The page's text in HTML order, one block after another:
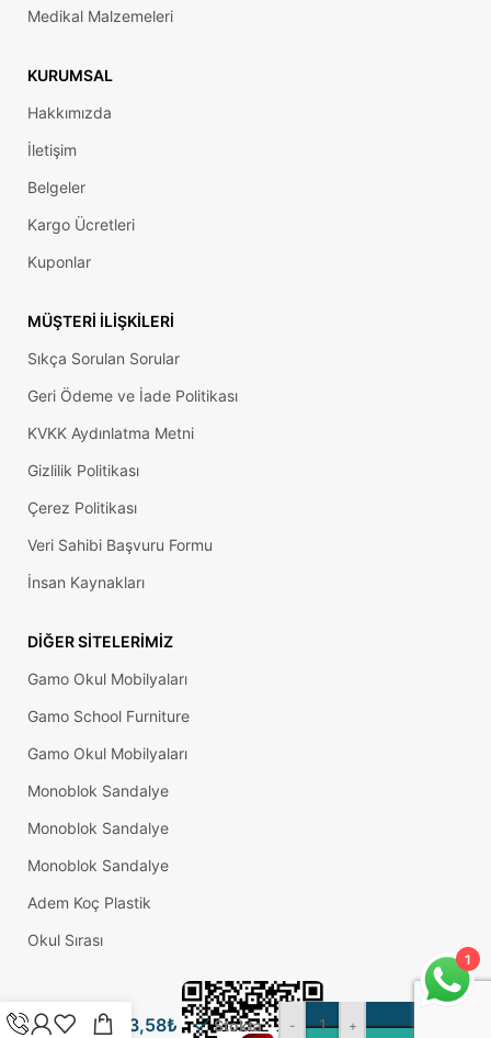
Medikal Malzemeleri
KURUMSAL
Hakkımızda
İletişim
Belgeler
Kargo Ücretleri
Kuponlar
MÜŞTERI İLIŞKILERI
Sıkça Sorulan Sorular
Geri Ödeme ve İade Politikası
KVKK Aydınlatma Metni
Gizlilik Politikası
Çerez Politikası
Veri Sahibi Başvuru Formu
İnsan Kaynakları
DIĞER SITELERIMIZ
Gamo Okul Mobilyaları
Gamo School Furniture
Gamo Okul Mobilyaları
Monoblok Sandalye
Monoblok Sandalye
Monoblok Sandalye
Adem Koç Plastik
Okul Sırası
Kelebek
3,58₺ Stokta - +
1